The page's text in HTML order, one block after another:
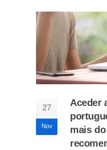
27
Nov
Aceder
mais